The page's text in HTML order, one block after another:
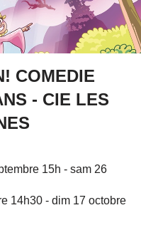
COMEDIE
- CIE LES
15h - sam 26
14h30 - dim 17 octobre